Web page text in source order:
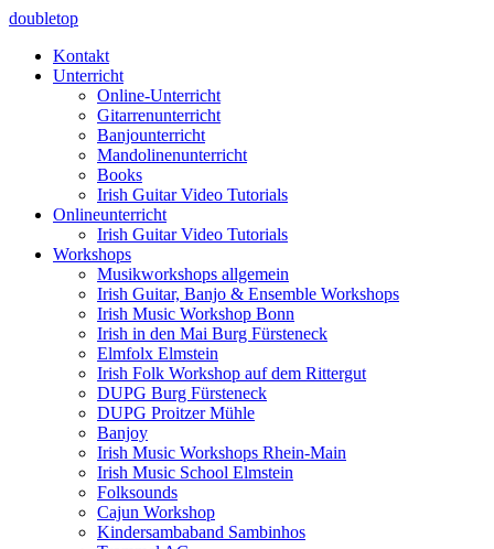
doubletop
Kontakt
Unterricht
Online-Unterricht
Gitarrenunterricht
Banjounterricht
Mandolinenunterricht
Books
Irish Guitar Video Tutorials
Onlineunterricht
Irish Guitar Video Tutorials
Workshops
Musikworkshops allgemein
Irish Guitar, Banjo & Ensemble Workshops
Irish Music Workshop Bonn
Irish in den Mai Burg Fürsteneck
Elmfolx Elmstein
Irish Folk Workshop auf dem Rittergut
DUPG Burg Fürsteneck
DUPG Proitzer Mühle
Banjoy
Irish Music Workshops Rhein-Main
Irish Music School Elmstein
Folksounds
Cajun Workshop
Kindersambaband Sambinhos